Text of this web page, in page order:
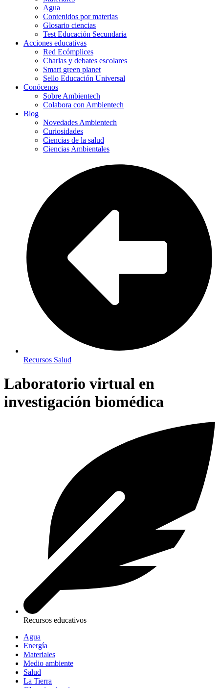
Agua
Contenidos por materias
Glosario ciencias
Test Educación Secundaria
Acciones educativas
Red Ecómplices
Charlas y debates escolares
Smart green planet
Sello Educación Universal
Conócenos
Sobre Ambientech
Colabora con Ambientech
Blog
Novedades Ambientech
Curiosidades
Ciencias de la salud
Ciencias Ambientales
Recursos Salud
Laboratorio virtual en
investigación biomédica
Recursos educativos
Agua
Energía
Materiales
Medio ambiente
Salud
La Tierra